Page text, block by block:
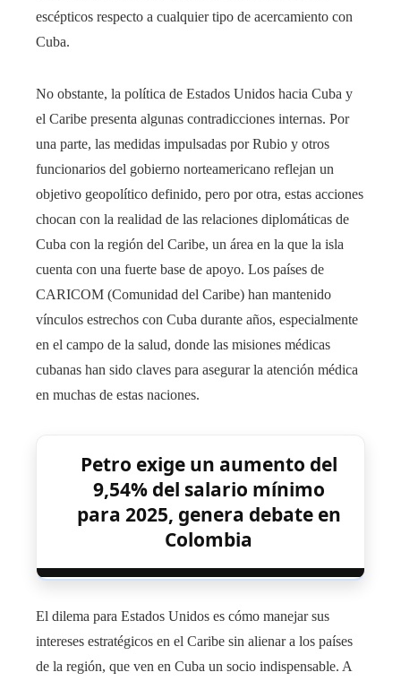
escépticos respecto a cualquier tipo de acercamiento con
Cuba.
No obstante, la política de Estados Unidos hacia Cuba y
el Caribe presenta algunas contradicciones internas. Por
una parte, las medidas impulsadas por Rubio y otros
funcionarios del gobierno norteamericano reflejan un
objetivo geopolítico definido, pero por otra, estas acciones
chocan con la realidad de las relaciones diplomáticas de
Cuba con la región del Caribe, un área en la que la isla
cuenta con una fuerte base de apoyo. Los países de
CARICOM (Comunidad del Caribe) han mantenido
vínculos estrechos con Cuba durante años, especialmente
en el campo de la salud, donde las misiones médicas
cubanas han sido claves para asegurar la atención médica
en muchas de estas naciones.
Petro exige un aumento del
9,54% del salario mínimo
para 2025, genera debate en
Colombia
El dilema para Estados Unidos es cómo manejar sus
intereses estratégicos en el Caribe sin alienar a los países
de la región, que ven en Cuba un socio indispensable. A